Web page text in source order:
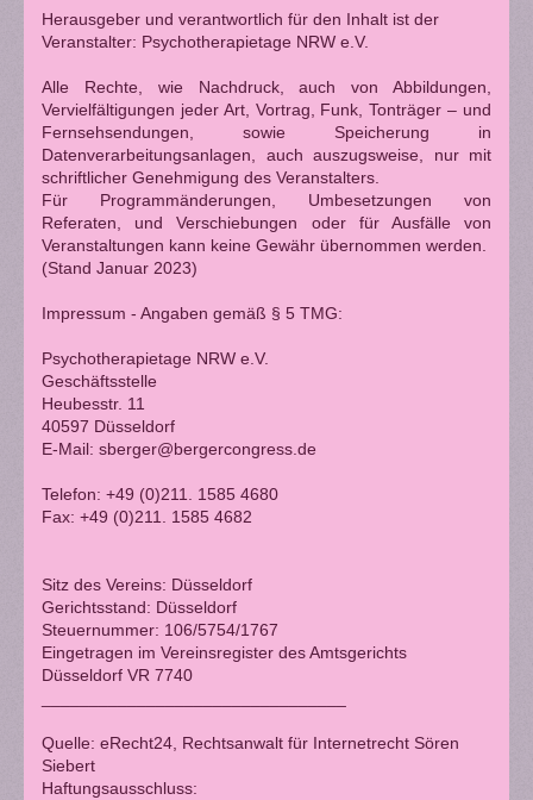
Herausgeber und verantwortlich für den Inhalt ist der
Veranstalter: Psychotherapietage NRW e.V.
Alle Rechte, wie Nachdruck, auch von Abbildungen,
Vervielfältigungen jeder Art, Vortrag, Funk, Tonträger – und
Fernsehsendungen, sowie Speicherung in
Datenverarbeitungsanlagen, auch auszugsweise, nur mit
schriftlicher Genehmigung des Veranstalters.
Für Programmänderungen, Umbesetzungen von
Referaten, und Verschiebungen oder für Ausfälle von
Veranstaltungen kann keine Gewähr übernommen werden.
(Stand Januar 2023)
Impressum - Angaben gemäß § 5 TMG:
Psychotherapietage NRW e.V.
Geschäftsstelle
Heubesstr. 11
40597 Düsseldorf
E-Mail: sberger@bergercongress.de
Telefon: +49 (0)211. 1585 4680
Fax: +49 (0)211. 1585 4682
Sitz des Vereins: Düsseldorf
Gerichtsstand: Düsseldorf
Steuernummer: 106/5754/1767
Eingetragen im Vereinsregister des Amtsgerichts
Düsseldorf VR 7740
Quelle: eRecht24, Rechtsanwalt für Internetrecht Sören
Siebert
Haftungsausschluss: